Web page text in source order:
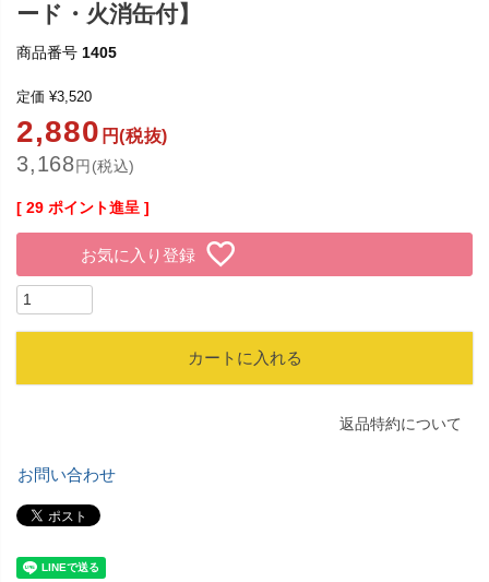
ード・火消缶付】
商品番号 1405
定価 ¥3,520
2,880 円(税抜)
3,168円(税込)
[ 29 ポイント進呈 ]
お気に入り登録
カートに入れる
返品特約について
お問い合わせ